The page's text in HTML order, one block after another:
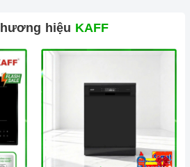
khói KAFF
phẩm chính hãng. Chúng tôi tự
hàng dịch vụ chăm sóc khách
bảo hành, hậu mãi chuyên nghiệp
Best Care - Trung tâm bảo trì, sửa
hiệu KAFF